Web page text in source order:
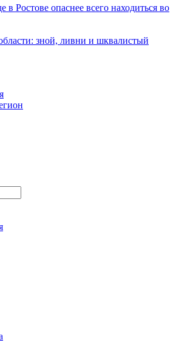
в Ростове опаснее всего находиться во
зной, ливни и шквалистый